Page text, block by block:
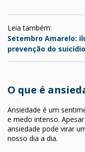
Leia também:
Setembro Amarelo:
prevenção do suicídio
O que é
Ansiedade é um
e medo intenso.
ansiedade pode virar
nosso dia a dia.